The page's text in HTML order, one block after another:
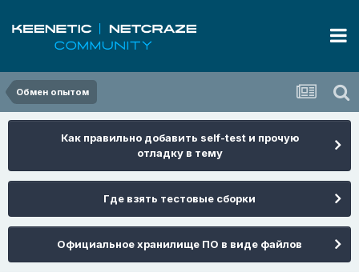
Обмен опытом
Как правильно добавить self-test и прочую
отладку в тему
Где взять тестовые сборки
Официальное хранилище ПО в виде файлов